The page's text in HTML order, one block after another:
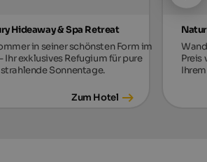
Hideaway & Spa Retreat
in seiner schönsten Form im
Ihr exklusives Refugium für pure
Sonnentage.
Zum Hotel
Preis